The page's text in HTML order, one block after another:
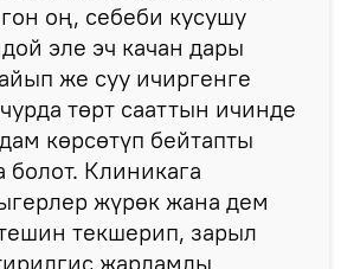
оң, себеби кусушу
эле эч качан дары
же суу ичиргенге
төрт сааттын ичинде
көрсөтүп бейтапты
болот. Клиникага
жүрөк жана дем
текшерип, зарыл
жардамды